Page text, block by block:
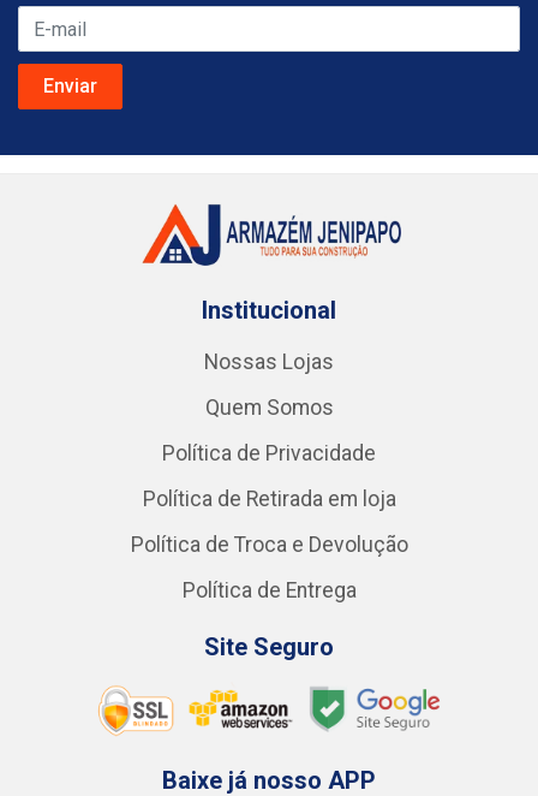
Institucional
Nossas Lojas
Quem Somos
Política de Privacidade
Política de Retirada em loja
Política de Troca e Devolução
Política de Entrega
Site Seguro
Baixe já nosso APP